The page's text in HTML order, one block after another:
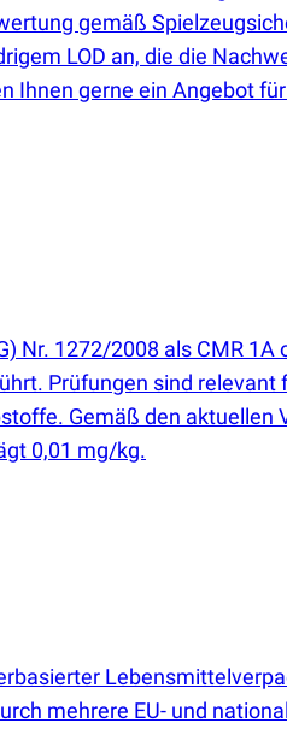
gemäß
LOD an, die die
Ihnen gerne ein Angebot
Nr. 1272/2008 als CMR
Prüfungen sind
Gemäß den aktuellen
0,01 mg/kg.
mehrere EU- und